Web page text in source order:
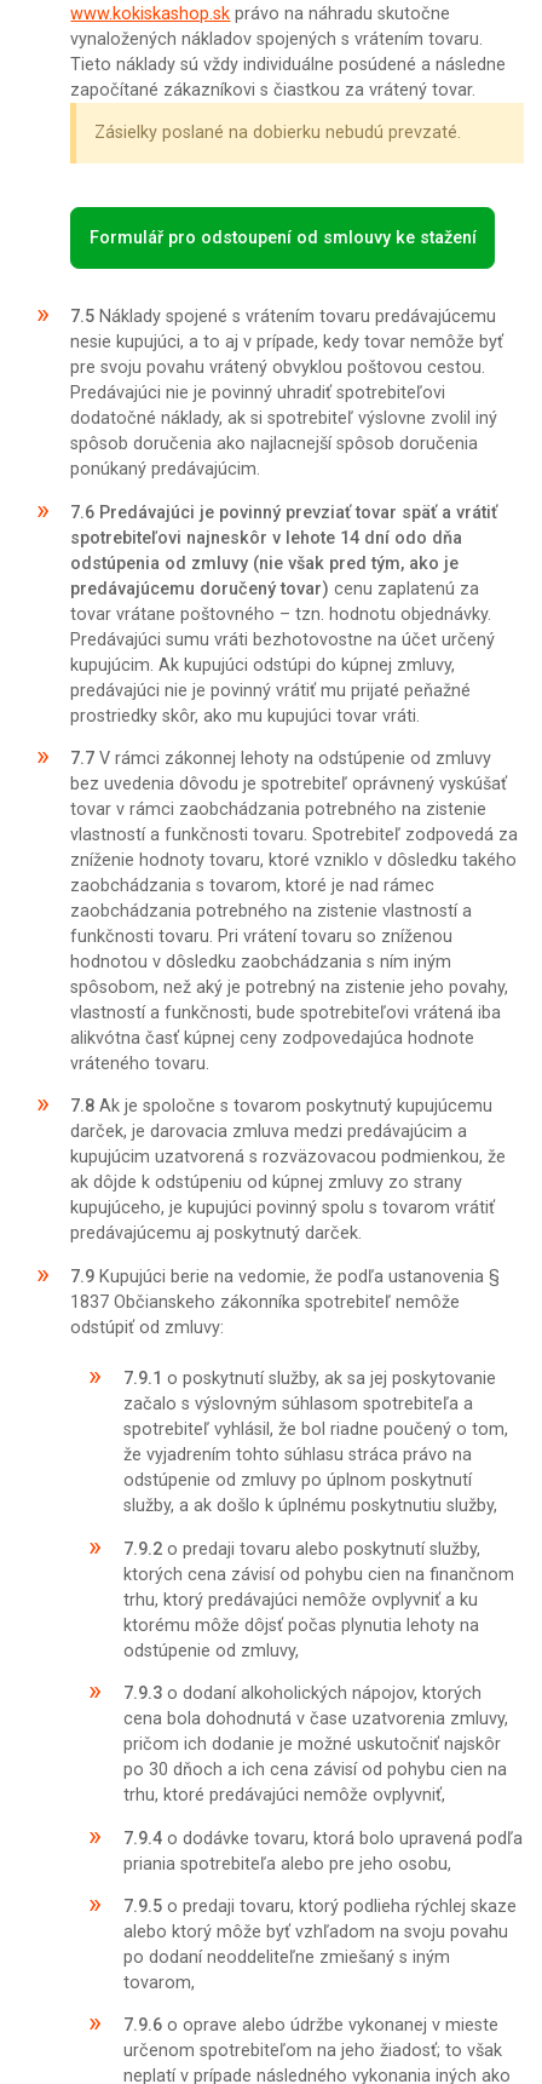
www.kokiskashop.sk právo na náhradu skutočne
vynaložených nákladov spojených s vrátením tovaru.
Tieto náklady sú vždy individuálne posúdené a následne
započítané zákazníkovi s čiastkou za vrátený tovar.
Zásielky poslané na dobierku nebudú prevzaté.
Formulář pro odstoupení od smlouvy ke stažení
7.5 Náklady spojené s vrátením tovaru predávajúcemu
nesie kupujúci, a to aj v prípade, kedy tovar nemôže byť
pre svoju povahu vrátený obvyklou poštovou cestou.
Predávajúci nie je povinný uhradiť spotrebiteľovi
dodatočné náklady, ak si spotrebiteľ výslovne zvolil iný
spôsob doručenia ako najlacnejší spôsob doručenia
ponúkaný predávajúcim.
7.6 Predávajúci je povinný prevziať tovar späť a vrátiť
spotrebiteľovi najneskôr v lehote 14 dní odo dňa
odstúpenia od zmluvy (nie však pred tým, ako je
predávajúcemu doručený tovar) cenu zaplatenú za
tovar vrátane poštovného – tzn. hodnotu objednávky.
Predávajúci sumu vráti bezhotovostne na účet určený
kupujúcim. Ak kupujúci odstúpi do kúpnej zmluvy,
predávajúci nie je povinný vrátiť mu prijaté peňažné
prostriedky skôr, ako mu kupujúci tovar vráti.
7.7 V rámci zákonnej lehoty na odstúpenie od zmluvy
bez uvedenia dôvodu je spotrebiteľ oprávnený vyskúšať
tovar v rámci zaobchádzania potrebného na zistenie
vlastností a funkčnosti tovaru. Spotrebiteľ zodpovedá za
zníženie hodnoty tovaru, ktoré vzniklo v dôsledku takého
zaobchádzania s tovarom, ktoré je nad rámec
zaobchádzania potrebného na zistenie vlastností a
funkčnosti tovaru. Pri vrátení tovaru so zníženou
hodnotou v dôsledku zaobchádzania s ním iným
spôsobom, než aký je potrebný na zistenie jeho povahy,
vlastností a funkčnosti, bude spotrebiteľovi vrátená iba
alikvótna časť kúpnej ceny zodpovedajúca hodnote
vráteného tovaru.
7.8 Ak je spoločne s tovarom poskytnutý kupujúcemu
darček, je darovacia zmluva medzi predávajúcim a
kupujúcim uzatvorená s rozväzovacou podmienkou, že
ak dôjde k odstúpeniu od kúpnej zmluvy zo strany
kupujúceho, je kupujúci povinný spolu s tovarom vrátiť
predávajúcemu aj poskytnutý darček.
7.9 Kupujúci berie na vedomie, že podľa ustanovenia §
1837 Občianskeho zákonníka spotrebiteľ nemôže
odstúpiť od zmluvy:
7.9.1 o poskytnutí služby, ak sa jej poskytovanie
začalo s výslovným súhlasom spotrebiteľa a
spotrebiteľ vyhlásil, že bol riadne poučený o tom,
že vyjadrením tohto súhlasu stráca právo na
odstúpenie od zmluvy po úplnom poskytnutí
služby, a ak došlo k úplnému poskytnutiu služby,
7.9.2o predaji tovaru alebo poskytnutí služby,
ktorých cena závisí od pohybu cien na finančnom
trhu, ktorý predávajúci nemôže ovplyvniť a ku
ktorému môže dôjsť počas plynutia lehoty na
odstúpenie od zmluvy,
7.9.3o dodaní alkoholických nápojov, ktorých
cena bola dohodnutá v čase uzatvorenia zmluvy,
pričom ich dodanie je možné uskutočniť najskôr
po 30 dňoch a ich cena závisí od pohybu cien na
trhu, ktoré predávajúci nemôže ovplyvniť,
7.9.4o dodávke tovaru, ktorá bolo upravená podľa
priania spotrebiteľa alebo pre jeho osobu,
7.9.5o predaji tovaru, ktorý podlieha rýchlej skaze
alebo ktorý môže byť vzhľadom na svoju povahu
po dodaní neoddeliteľne zmiešaný s iným
tovarom,
7.9.6o oprave alebo údržbe vykonanej v mieste
určenom spotrebiteľom na jeho žiadosť; to však
neplatí v prípade následného vykonania iných ako